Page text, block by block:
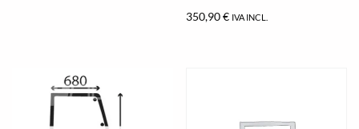
350,90€ IVA INCL.